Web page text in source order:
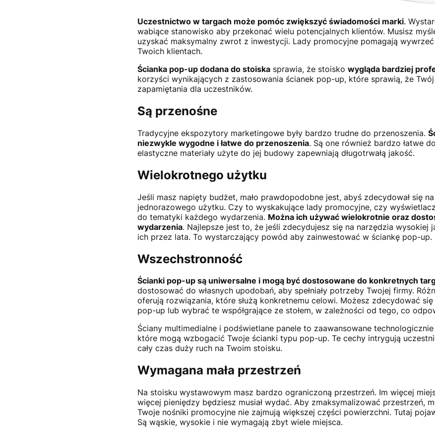
Uczestnictwo w targach może pomóc zwiększyć świadomości marki.
wabiące stanowisko aby przekonać wielu potencjalnych klientów. Musisz
uzyskać maksymalny zwrot z inwestycji. Lady promocyjne pomagają
Twoich klientach.
Ścianka pop-up dodana do stoiska sprawia, że stoiskowygląda bardziej
korzyści wynikających z zastosowania ścianek pop-up, które sprawią, że
zapamiętania dla uczestników.
Są przenośne
Tradycyjne ekspozytory marketingowe były bardzo trudne do przenoszenia.
niezwykle wygodne i łatwe do przenoszenia. Są one również bardzo łatwe
elastyczne materiały użyte do jej budowy zapewniają długotrwałą jakość.
Wielokrotnego użytku
Jeśli masz napięty budżet, mało prawdopodobne jest, abyś zdecydował się na
jednorazowego użytku. Czy to wyskakujące lady promocyjne, czy
do tematyki każdego wydarzenia. Można ich używać wielokrotnie oraz
wydarzenia. Najlepsze jest to, że jeśli zdecydujesz się na narzędzia wysokiej
ich przez lata. To wystarczający powód aby zainwestować w ściankę pop-up.
Wszechstronność
Ścianki pop-up są uniwersalne i mogą być dostosowane do konkretnych
dostosować do własnych upodobań, aby spełniały potrzeby Twojej firmy.
oferują rozwiązania, które służą konkretnemu celowi. Możesz zdecydować
pop-up lub wybrać te współgrające ze stołem, w zależności od tego, co
Ściany multimedialne i podświetlane panele to zaawansowane
które mogą wzbogacić Twoje ścianki typu pop-up. Te cechy intrygują
cały czas duży ruch na Twoim stoisku.
Wymagana mała przestrzeń
Na stoisku wystawowym masz bardzo ograniczoną przestrzeń. Im więcej
więcej pieniędzy będziesz musiał wydać. Aby zmaksymalizować przestrzeń,
Twoje nośniki promocyjne nie zajmują większej części powierzchni. Tutaj
Są wąskie, wysokie i nie wymagają zbyt wiele miejsca.